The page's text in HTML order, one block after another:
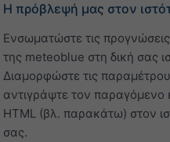
Η πρόβλεψή μας στον
Ενσωματώστε τις
της meteoblue στη δική σας
Διαμορφώστε τις
αντιγράψτε τον παραγόμενο
HTML (βλ. παρακάτω) στον
σας.